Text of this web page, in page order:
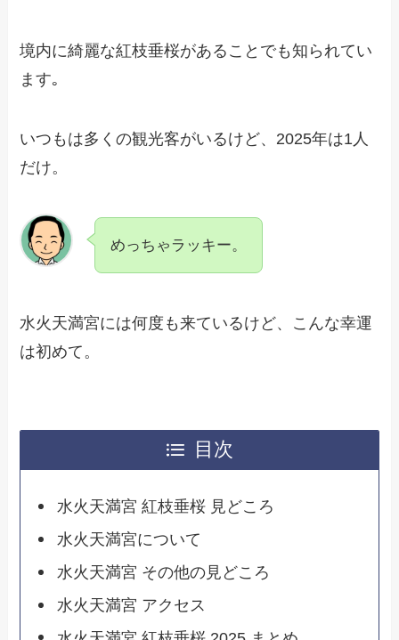
境内に綺麗な紅枝垂桜があることでも知られてい
ます｡
いつもは多くの観光客がいるけど、2025年は1人
だけ。
めっちゃラッキー。
水火天満宮には何度も来ているけど、こんな幸運
は初めて。
目次
水火天満宮 紅枝垂桜 見どころ
水火天満宮について
水火天満宮 その他の見どころ
水火天満宮 アクセス